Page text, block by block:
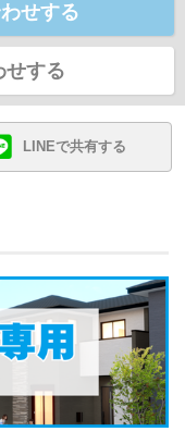
せする
せする
LINEで共有する